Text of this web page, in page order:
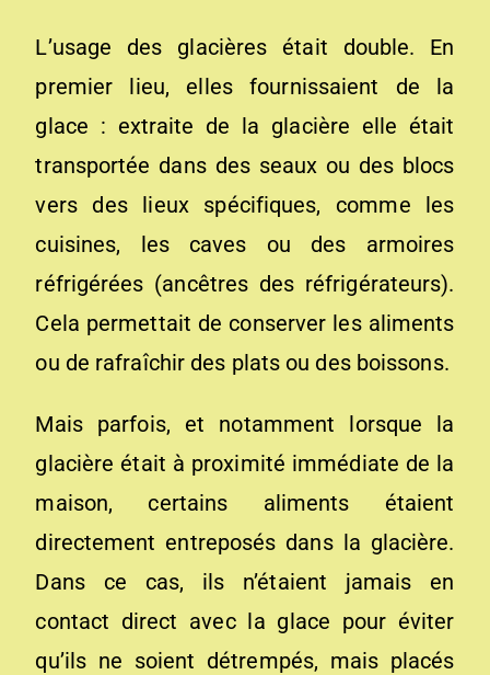
L’usage des glacières était double. En
premier lieu, elles fournissaient de la
glace : extraite de la glacière elle était
transportée dans des seaux ou des blocs
vers des lieux spécifiques, comme les
cuisines, les caves ou des armoires
réfrigérées (ancêtres des réfrigérateurs).
Cela permettait de conserver les aliments
ou de rafraîchir des plats ou des boissons.
Mais parfois, et notamment lorsque la
glacière était à proximité immédiate de la
maison, certains aliments étaient
directement entreposés dans la glacière.
Dans ce cas, ils n’étaient jamais en
contact direct avec la glace pour éviter
qu’ils ne soient détrempés, mais placés